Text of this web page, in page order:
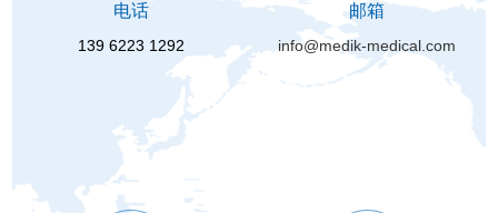
电话
139 6223 1292
邮箱
info@medik-medical.com